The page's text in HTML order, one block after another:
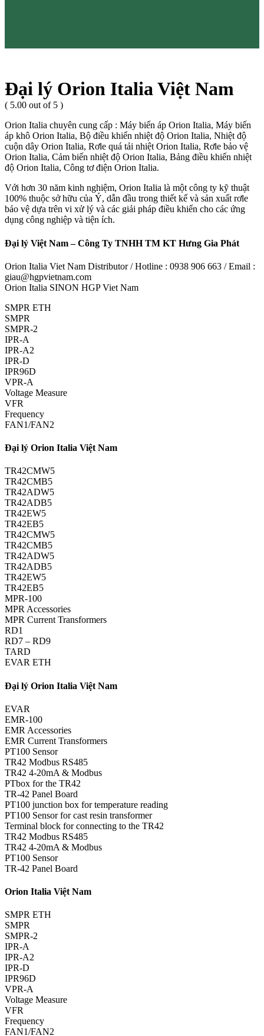
Đại lý Orion Italia Việt Nam
( 5.00 out of 5 )
Orion Italia chuyên cung cấp : Máy biến áp Orion Italia, Máy biến
áp khô Orion Italia, Bộ điều khiển nhiệt độ Orion Italia, Nhiệt độ
cuộn dây Orion Italia, Rơle quá tải nhiệt Orion Italia, Rơle bảo vệ
Orion Italia, Cảm biến nhiệt độ Orion Italia, Bảng điều khiển nhiệt
độ Orion Italia, Công tơ điện Orion Italia.
Với hơn 30 năm kinh nghiệm, Orion Italia là một công ty kỹ thuật
100% thuộc sở hữu của Ý, dẫn đầu trong thiết kế và sản xuất rơle
bảo vệ dựa trên vi xử lý và các giải pháp điều khiển cho các ứng
dụng công nghiệp và tiện ích.
Đại lý Việt Nam – Công Ty TNHH TM KT Hưng Gia Phát
Orion Italia Viet Nam Distributor / Hotline : 0938 906 663 / Email :
giau@hgpvietnam.com
Orion Italia SINON HGP Viet Nam
SMPR ETH
SMPR
SMPR-2
IPR-A
IPR-A2
IPR-D
IPR96D
VPR-A
Voltage Measure
VFR
Frequency
FAN1/FAN2
Đại lý Orion Italia Việt Nam
TR42CMW5
TR42CMB5
TR42ADW5
TR42ADB5
TR42EW5
TR42EB5
TR42CMW5
TR42CMB5
TR42ADW5
TR42ADB5
TR42EW5
TR42EB5
MPR-100
MPR Accessories
MPR Current Transformers
RD1
RD7 – RD9
TARD
EVAR ETH
Đại lý Orion Italia Việt Nam
EVAR
EMR-100
EMR Accessories
EMR Current Transformers
PT100 Sensor
TR42 Modbus RS485
TR42 4-20mA & Modbus
PTbox for the TR42
TR-42 Panel Board
PT100 junction box for temperature reading
PT100 Sensor for cast resin transformer
Terminal block for connecting to the TR42
TR42 Modbus RS485
TR42 4-20mA & Modbus
PT100 Sensor
TR-42 Panel Board
Orion Italia Việt Nam
SMPR ETH
SMPR
SMPR-2
IPR-A
IPR-A2
IPR-D
IPR96D
VPR-A
Voltage Measure
VFR
Frequency
FAN1/FAN2